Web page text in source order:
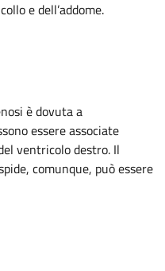
e dell’addome.
è dovuta a
essere associate
ventricolo destro. Il
comunque, può essere